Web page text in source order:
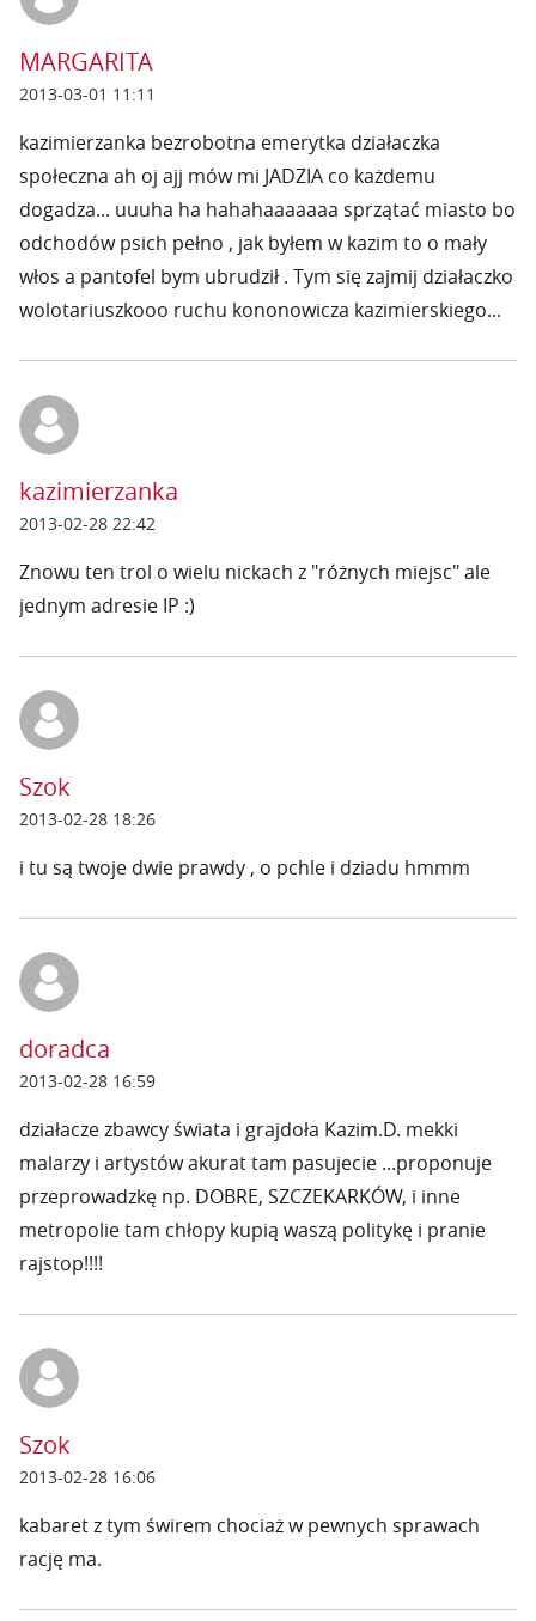
MARGARITA
2013-03-01 11:11
kazimierzanka bezrobotna emerytka działaczka
społeczna ah oj ajj mów mi JADZIA co każdemu
dogadza... uuuha ha hahahaaaaaaa sprzątać miasto bo
odchodów psich pełno , jak byłem w kazim to o mały
włos a pantofel bym ubrudził . Tym się zajmij działaczko
wolotariuszkooo ruchu kononowicza kazimierskiego...
kazimierzanka
2013-02-28 22:42
Znowu ten trol o wielu nickach z "różnych miejsc" ale
jednym adresie IP :)
Szok
2013-02-28 18:26
i tu są twoje dwie prawdy , o pchle i dziadu hmmm
doradca
2013-02-28 16:59
działacze zbawcy świata i grajdoła Kazim.D. mekki
malarzy i artystów akurat tam pasujecie ...proponuje
przeprowadzkę np. DOBRE, SZCZEKARKÓW, i inne
metropolie tam chłopy kupią waszą politykę i pranie
rajstop!!!!
Szok
2013-02-28 16:06
kabaret z tym świrem chociaż w pewnych sprawach
rację ma.